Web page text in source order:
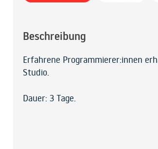
Beschreibung
Erfahrene Programmierer:innen
Studio.
Dauer: 3 Tage.